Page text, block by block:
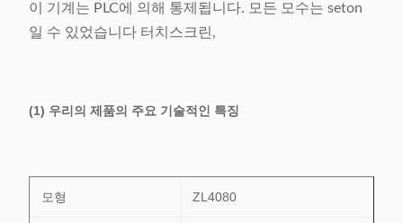
이 기계는 PLC에 의해 통제됩니다. 모든 모수는 seton
일 수 있었습니다 터치스크린,
(1) 우리의 제품의 주요 기술적인 특징
모형 ZL4080